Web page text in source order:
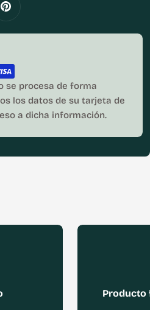
se procesa de forma
los datos de su tarjeta de
a dicha información.
Producto